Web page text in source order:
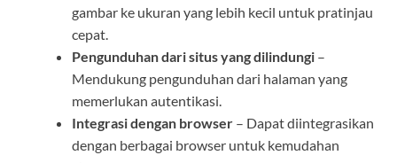
gambar ke ukuran yang lebih kecil untuk pratinjau
cepat.
Pengunduhan dari situs yang dilindungi –
Mendukung pengunduhan dari halaman yang
memerlukan autentikasi.
Integrasi dengan browser – Dapat diintegrasikan
dengan berbagai browser untuk kemudahan